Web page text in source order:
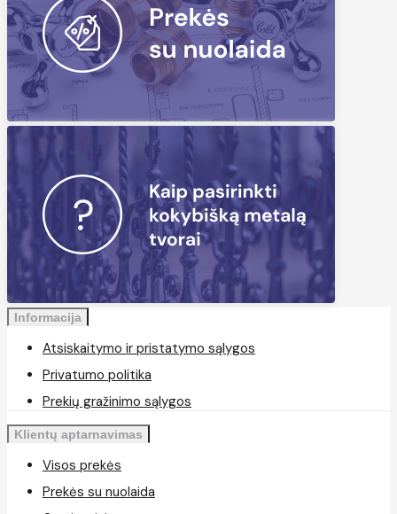
Informacija
Atsiskaitymo ir pristatymo sąlygos
Privatumo politika
Prekių gražinimo sąlygos
Klientų aptarnavimas
Visos prekės
Prekės su nuolaida